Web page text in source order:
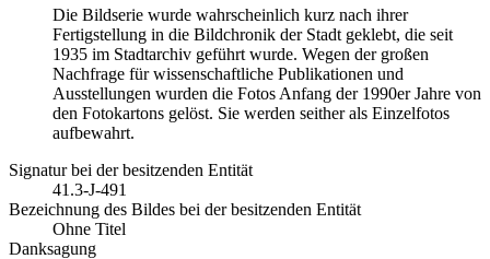
Die Bildserie wurde wahrscheinlich kurz nach ihrer
Fertigstellung in die Bildchronik der Stadt geklebt, die seit
1935 im Stadtarchiv geführt wurde. Wegen der großen
Nachfrage für wissenschaftliche Publikationen und
Ausstellungen wurden die Fotos Anfang der 1990er Jahre von
den Fotokartons gelöst. Sie werden seither als Einzelfotos
aufbewahrt.
Signatur bei der besitzenden Entität
41.3-J-491
Bezeichnung des Bildes bei der besitzenden Entität
Ohne Titel
Danksagung